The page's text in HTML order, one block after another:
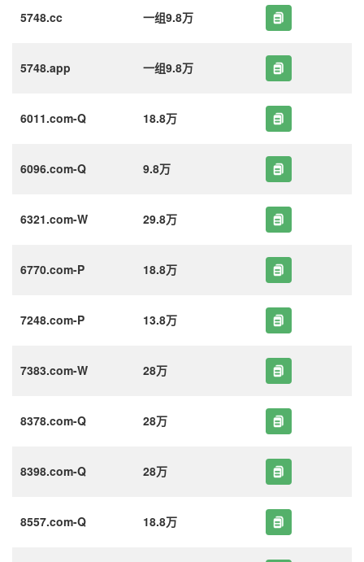
5748.cc 一组9.8万
5748.app 一组9.8万
6011.com-Q 18.8万
6096.com-Q 9.8万
6321.com-W 29.8万
6770.com-P 18.8万
7248.com-P 13.8万
7383.com-W 28万
8378.com-Q 28万
8398.com-Q 28万
8557.com-Q 18.8万